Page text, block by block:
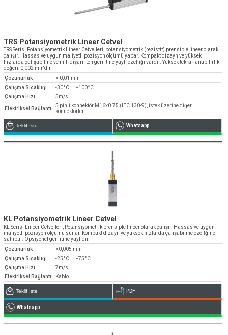
TRS Potansiyometrik Lineer Cetvel
TRS Serisi Potansiyometrik Lineer Cetvelleri, potansiyometrik (rezistif) prensiple lineer olarak
çalışır. Hassas ve uygun maliyetli pozisyon ölçümü yapar. Kompakt dizayn ve yüksek
hızlarda çalışabilme ve mili dışarı iten geri itme yaylı özelliği vardır. Yüksek tekrarlanabilirlik
değeri: 0,002 mm'dir.
Çözünürlük
< 0,01 mm
Çalışma Sıcaklığı
-30°C ... +100°C
Çalışma Hızı
5m/s
Elektriksel Bağlantı
5 pinli konnektör M16x0.75 (IEC 130-9), istek üzerine diğer
konnektörler
Teklif İste Whatsapp
KL Potansiyometrik Lineer Cetvel
KL Serisi Lineer Cetvelleri, Potansiyometrik prensiple lineer olarak çalışır. Hassas ve uygun
maliyetli pozisyon ölçümü sunar. Kompakt dizayn ve yüksek hızlarda çalışabilme özellğine
sahiptir. Opsiyonel geri itme yaylıdır.
Çözünürlük
<0,005 mm
Çalışma Sıcaklığı
-25°C ... +75°C
Çalışma Hızı
7m/s
Elektriksel Bağlantı
Kablo
Teklif İste PDF
Whatsapp